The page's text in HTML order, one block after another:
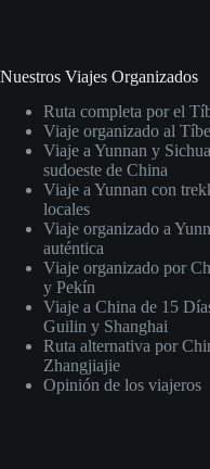
Nuestros Viajes Organizados
Ruta completa por el
Viaje organizado al
Viaje a Yunnan y
sudoeste de China
Viaje a Yunnan con
locales
Viaje organizado a
auténtica
Viaje organizado por
y Pekín
Viaje a China de 15
Guilin y Shanghai
Ruta alternativa por
Zhangjiajie
Opinión de los viajeros